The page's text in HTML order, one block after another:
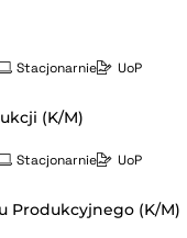
Stacjonarnie UoP
(K/M)
Stacjonarnie UoP
Produkcyjnego (K/M)